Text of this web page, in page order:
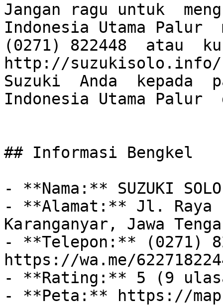
Jangan ragu untuk
Indonesia Utama Palur
(0271) 822448  atau
http://suzukisolo.info/
Suzuki  Anda  kepada
Indonesia Utama Palur
## Informasi Bengkel
- **Nama:** SUZUKI SOLO
- **Alamat:** Jl. Raya
Karanganyar, Jawa
- **Telepon:** (0271)
https://wa.me/
- **Rating:** 5 (9
- **Peta:** https://